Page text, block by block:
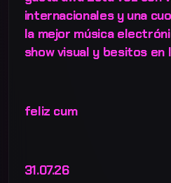
internacionales y una
la mejor música
show visual y besitos en
feliz cum
31.07.26